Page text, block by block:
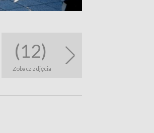
(12)
Zobacz zdjęcia